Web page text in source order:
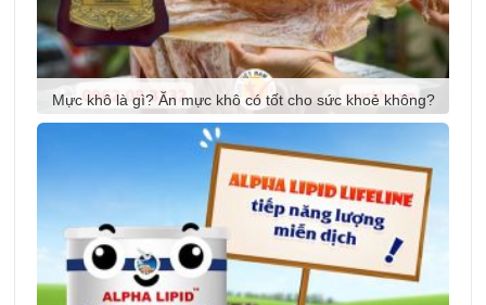
Mực khô là gì? Ăn mực khô có tốt cho sức khoẻ không?